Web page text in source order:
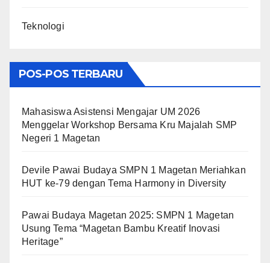
Teknologi
POS-POS TERBARU
Mahasiswa Asistensi Mengajar UM 2026
Menggelar Workshop Bersama Kru Majalah SMP
Negeri 1 Magetan
Devile Pawai Budaya SMPN 1 Magetan Meriahkan
HUT ke-79 dengan Tema Harmony in Diversity
Pawai Budaya Magetan 2025: SMPN 1 Magetan
Usung Tema “Magetan Bambu Kreatif Inovasi
Heritage”